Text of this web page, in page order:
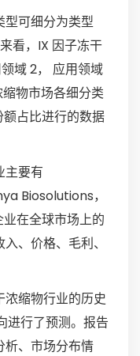
型可细分为类型
看，IX 因子冻干
域 2， 应用领域
物市场各细分类
占比进行的数据
主要有
Biosolutions，
在全球市场上的
、价格、毛利、
浓缩物行业的历史
行了预测。报告
析、市场分布情